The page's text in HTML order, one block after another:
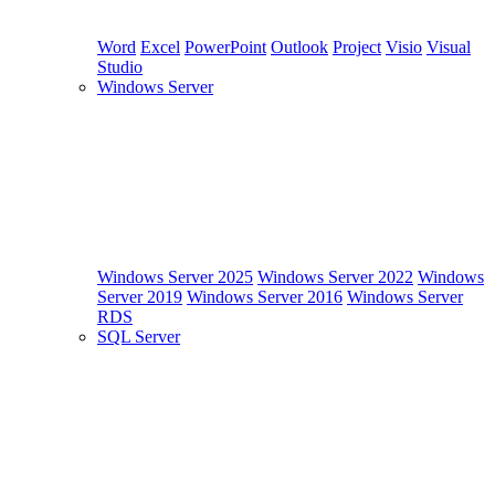
Word Excel PowerPoint Outlook Project Visio Visual
Studio
Windows Server
Windows Server 2025 Windows Server 2022 Windows
Server 2019 Windows Server 2016 Windows Server
RDS
SQL Server